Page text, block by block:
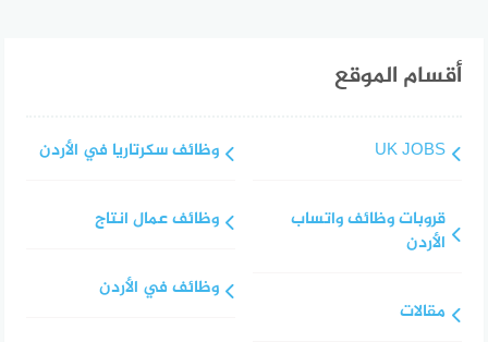
أقسام الموقع
UK JOBS
قروبات وظائف واتساب
الأردن
مقالات
وظائف سكرتاريا في الأردن
وظائف عمال انتاج
وظائف في الأردن